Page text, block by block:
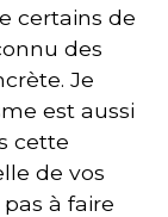
certains de
des
Je
est aussi
cette
de vos
à faire